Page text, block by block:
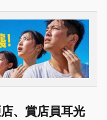
、賞店員耳光